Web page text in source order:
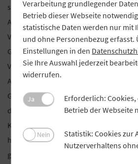
sie auf der Vertreterversammlung des
Ansbach. Die Nadeln überreichten
Vorstandsvorsitzender der VR-Bank
GVB-Bezirkspräsident sowie künftiger
Verbandspräsident, Marc Pröchel,
Aufsichtsratsvorsitzender der Bank und
GVB. In sehr persönlichen Laudationes
drei Aufsichtsräten. Friedrich Pabst ist
Kontrollgremium. Die seitdem
habe er mit viel Verantwortung und
gefördert. Seine Entscheidungen seien
Verarbeitung grundlegender
Betrieb dieser Webseite
statistische Daten werden nur mit
und ohne Personenbezug erfasst.
Einstellungen in den
Sie Ihre Auswahl jederzeit
widerrufen.
Ja
Erforderlich:
Betrieb der Webseite
Nein
Statistik: Cookies zur
Nutzerverhaltens